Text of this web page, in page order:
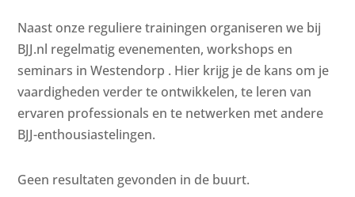
Naast onze reguliere trainingen organiseren we bij
BJJ.nl regelmatig evenementen, workshops en
seminars in Westendorp . Hier krijg je de kans om je
vaardigheden verder te ontwikkelen, te leren van
ervaren professionals en te netwerken met andere
BJJ-enthousiastelingen.
Geen resultaten gevonden in de buurt.